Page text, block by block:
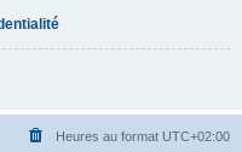
Heures au format UTC+02:00